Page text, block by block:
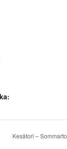
Kesätori –